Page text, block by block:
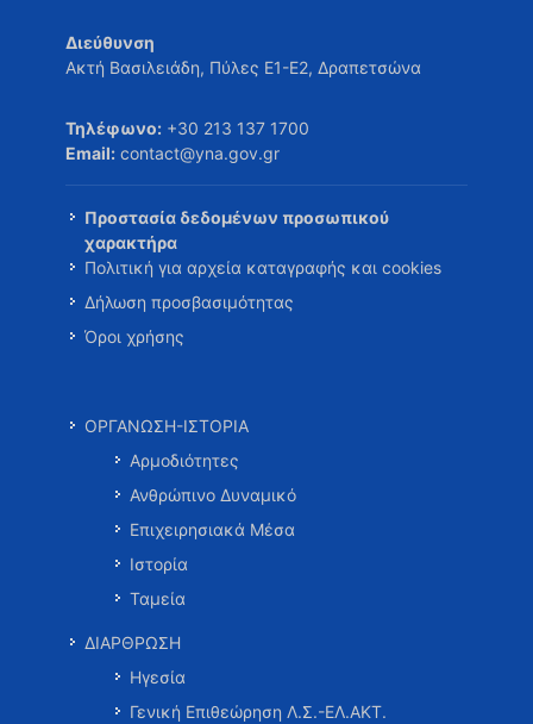
Διεύθυνση
Ακτή Βασιλειάδη, Πύλες Ε1-Ε2, Δραπετσώνα
Τηλέφωνο: +30 213 137 1700
Email: contact@yna.gov.gr
Προστασία δεδομένων προσωπικού
χαρακτήρα
Πολιτική για αρχεία καταγραφής και cookies
Δήλωση προσβασιμότητας
Όροι χρήσης
ΟΡΓΑΝΩΣΗ-ΙΣΤΟΡΙΑ
Αρμοδιότητες
Ανθρώπινο Δυναμικό
Επιχειρησιακά Μέσα
Ιστορία
Ταμεία
ΔΙΑΡΘΡΩΣΗ
Ηγεσία
Γενική Επιθεώρηση Λ.Σ.-ΕΛ.ΑΚΤ.